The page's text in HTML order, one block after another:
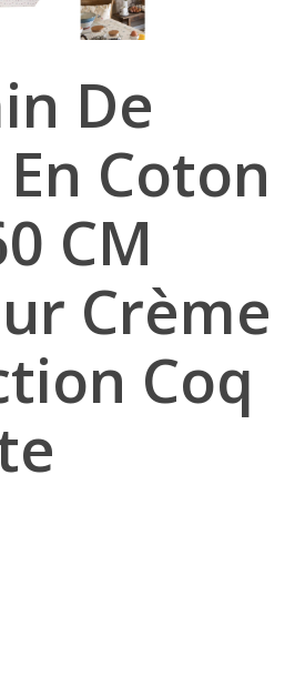
De
Coton
CM
Crème
Coq